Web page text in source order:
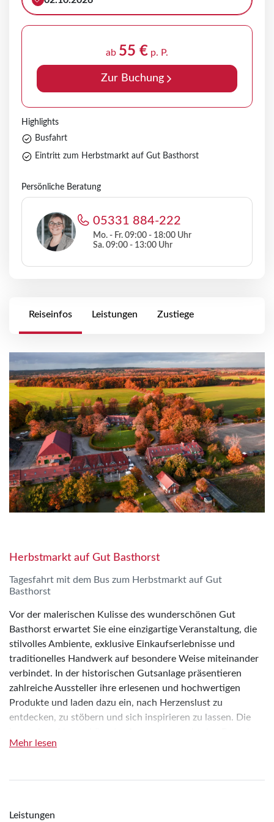
Reiseinfos Leistungen Zustiege
Herbstmarkt auf Gut Basthorst
Tagesfahrt mit dem Bus zum Herbstmarkt auf Gut
Basthorst
Vor der malerischen Kulisse des wunderschönen Gut
Basthorst erwartet Sie eine einzigartige Veranstaltung, die
stilvolles Ambiente, exklusive Einkaufserlebnisse und
traditionelles Handwerk auf besondere Weise miteinander
verbindet. In der historischen Gutsanlage präsentieren
zahlreiche Aussteller ihre erlesenen und hochwertigen
Produkte und laden dazu ein, nach Herzenslust zu
entdecken, zu stöbern und sich inspirieren zu lassen. Die
einem unvergesslichen Erlebnis für die ganze Familie.
Handwerk oder ausgewählte Antiquitäten – hier finden
Mehr lesen
Leistungen
ab 55 € p. P.
Zur Buchung
Highlights
Busfahrt
Eintritt zum Herbstmarkt auf Gut Basthorst
Persönliche Beratung
05331 884-222
Mo. - Fr. 09:00 - 18:00 Uhr
Sa. 09:00 - 13:00 Uhr